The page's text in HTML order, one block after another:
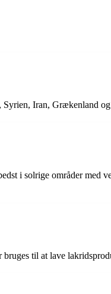
Syrien, Iran, Grækenland
i solrige områder
til at lave